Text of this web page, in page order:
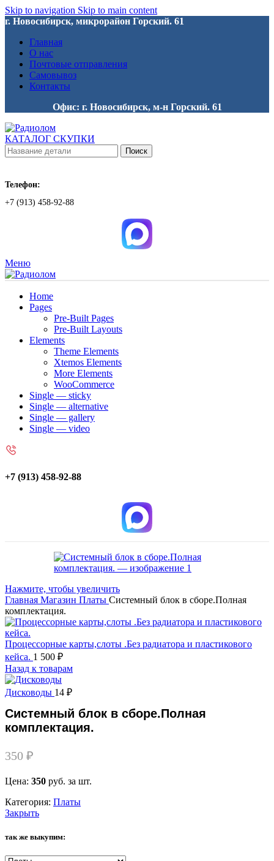
Skip to navigation Skip to main content
г. Новосибирск, микрорайон Горский. 61
Главная
О нас
Почтовые отправления
Самовывоз
Контакты
Офис: г. Новосибирск, м-н Горский. 61
КАТАЛОГ СКУПКИ
Поиск
Телефон:
+7 (913) 458-92-88
Меню
Home
Pages
Pre-Built Pages
Pre-Built Layouts
Elements
Theme Elements
Xtemos Elements
More Elements
WooCommerce
Single — sticky
Single — alternative
Single — gallery
Single — video
+7 (913) 458-92-88
Нажмите, чтобы увеличить
Главная Магазин Платы Системный блок в сборе.Полная
комплектация.
Процессорные карты,слоты .Без радиатора и пластикового
кейса. 1 500 ₽
Назад к товарам
Дисководы 14 ₽
Системный блок в сборе.Полная
комплектация.
350 ₽
Цена: 350 руб. за шт.
Категория: Платы
Закрыть
так же выкупим: